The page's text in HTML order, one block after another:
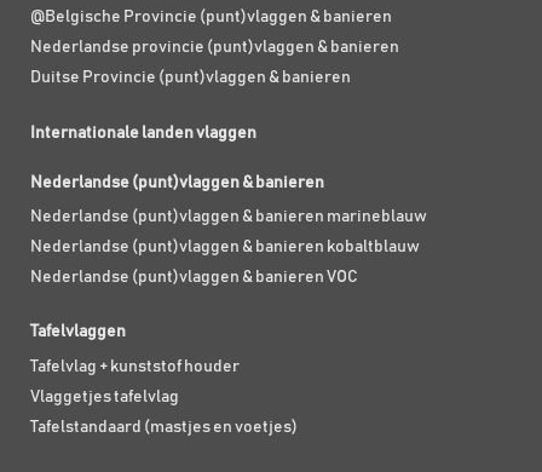
@Belgische Provincie (punt)vlaggen & banieren
Nederlandse provincie (punt)vlaggen & banieren
Duitse Provincie (punt)vlaggen & banieren
Internationale landen vlaggen
Nederlandse (punt)vlaggen & banieren
Nederlandse (punt)vlaggen & banieren marineblauw
Nederlandse (punt)vlaggen & banieren kobaltblauw
Nederlandse (punt)vlaggen & banieren VOC
Tafelvlaggen
Tafelvlag + kunststof houder
Vlaggetjes tafelvlag
Tafelstandaard (mastjes en voetjes)